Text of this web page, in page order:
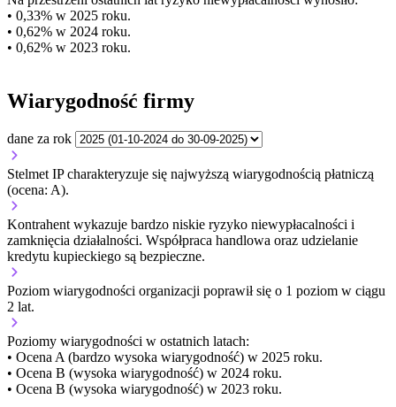
• 0,33% w 2025 roku.
• 0,62% w 2024 roku.
• 0,62% w 2023 roku.
Wiarygodność firmy
dane za rok
Stelmet IP charakteryzuje się najwyższą wiarygodnością płatniczą
(ocena: A).
Kontrahent wykazuje bardzo niskie ryzyko niewypłacalności i
zamknięcia działalności. Współpraca handlowa oraz udzielanie
kredytu kupieckiego są bezpieczne.
Poziom wiarygodności organizacji poprawił się o 1 poziom w ciągu
2 lat.
Poziomy wiarygodności w ostatnich latach:
• Ocena A (bardzo wysoka wiarygodność) w 2025 roku.
• Ocena B (wysoka wiarygodność) w 2024 roku.
• Ocena B (wysoka wiarygodność) w 2023 roku.